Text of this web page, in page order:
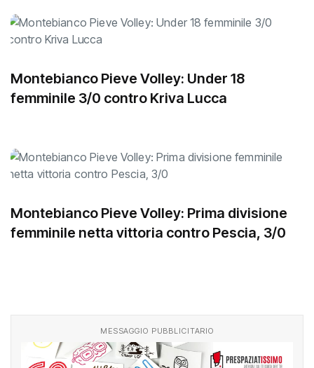
Montebianco Pieve Volley: Under 18
femminile 3/0 contro Kriva Lucca
Montebianco Pieve Volley: Prima divisione
femminile netta vittoria contro Pescia, 3/0
MESSAGGIO PUBBLICITARIO